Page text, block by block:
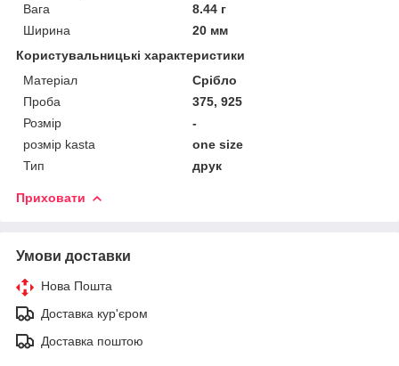
Вага
8.44 г
Ширина
20 мм
Користувальницькі характеристики
Матеріал
Срібло
Проба
375, 925
Розмір
-
розмір kasta
one size
Тип
друк
Приховати
Умови доставки
Нова Пошта
Доставка кур'єром
Доставка поштою